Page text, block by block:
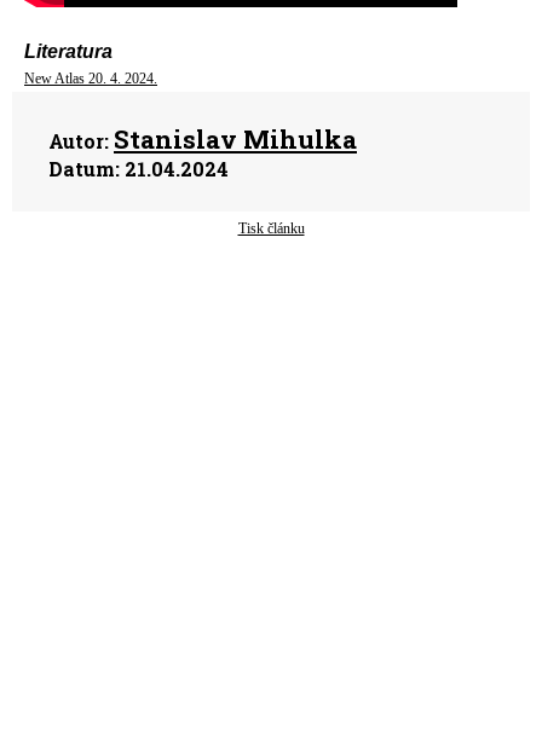
Literatura
New Atlas 20. 4. 2024.
Autor: Stanislav Mihulka
Datum: 21.04.2024
Tisk článku